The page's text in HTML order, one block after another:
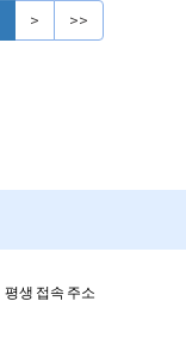
> >>
평생 접속 주소